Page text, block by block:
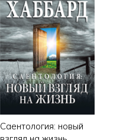
Саентология: новый